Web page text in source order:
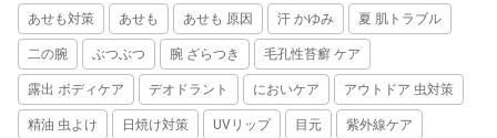
あせも対策 あせも あせも 原因 汗 かゆみ 夏 肌トラブル
二の腕 ぶつぶつ 腕 ざらつき 毛孔性苔癬 ケア
露出 ボディケア デオドラント においケア アウトドア 虫対策
精油 虫よけ 日焼け対策 UVリップ 目元 紫外線ケア